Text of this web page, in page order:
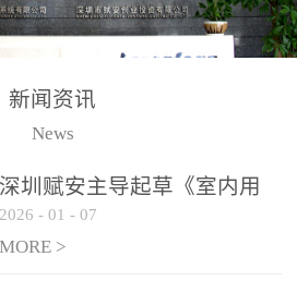
空
火
被
高可靠的系统抗干扰技术
等多项专利技术和专有技
警领域三十多年技术积累
和工程实践的结晶。
新闻资讯
News
深圳赋安主导起草《室内用
光动能电池技术规程》 正式
布局光伏新能源产业
2026 - 01 - 07
MORE >